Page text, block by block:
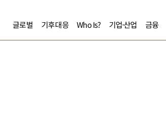
글로벌 기후대응 Who Is? 기업·산업 금융